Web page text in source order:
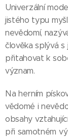
Univerzální
jistého typu
nevědomí,
člověka splývá s
přitahovat k
význam.
Na herním
vědomé i
obsahy
při samotném